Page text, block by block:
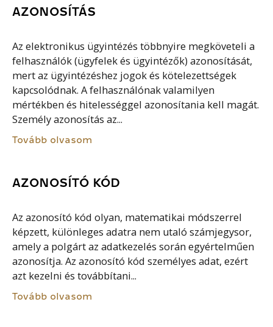
AZONOSÍTÁS
Az elektronikus ügyintézés többnyire megköveteli a
felhasználók (ügyfelek és ügyintézők) azonosítását,
mert az ügyintézéshez jogok és kötelezettségek
kapcsolódnak. A felhasználónak valamilyen
mértékben és hitelességgel azonosítania kell magát.
Személy azonosítás az...
Tovább olvasom
AZONOSÍTÓ KÓD
Az azonosító kód olyan, matematikai módszerrel
képzett, különleges adatra nem utaló számjegysor,
amely a polgárt az adatkezelés során egyértelműen
azonosítja. Az azonosító kód személyes adat, ezért
azt kezelni és továbbítani...
Tovább olvasom